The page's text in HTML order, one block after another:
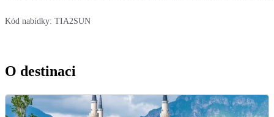
Kód nabídky: TIA2SUN
O destinaci